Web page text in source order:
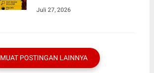
Agustus 2026
Juli 27, 2026
MUAT POSTINGAN LAINNYA